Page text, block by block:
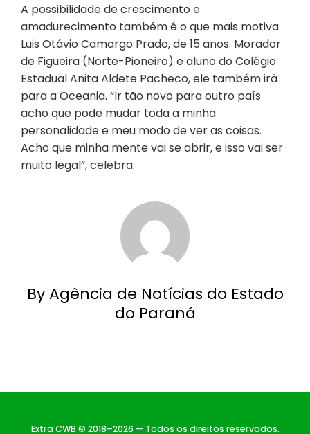
A possibilidade de crescimento e
amadurecimento também é o que mais motiva
Luis Otávio Camargo Prado, de 15 anos. Morador
de Figueira (Norte-Pioneiro) e aluno do Colégio
Estadual Anita Aldete Pacheco, ele também irá
para a Oceania. “Ir tão novo para outro país
acho que pode mudar toda a minha
personalidade e meu modo de ver as coisas.
Acho que minha mente vai se abrir, e isso vai ser
muito legal”, celebra.
By Agência de Notícias do Estado
do Paraná
Extra CWB © 2018–2026 — Todos os direitos reservados.